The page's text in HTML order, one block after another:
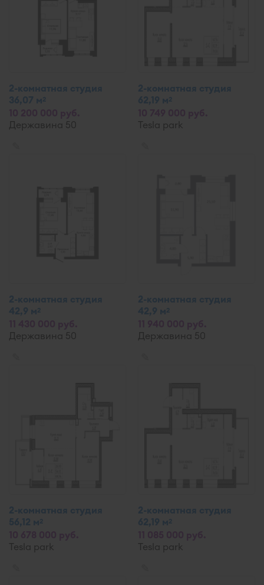
2-комнатная студия
36,07 м2
Державина 50
2-комнатная студия
62,19 м2
Tesla park
2-комнатная студия
42,9 м2
Державина 50
2-комнатная студия
42,9 м2
Державина 50
2-комнатная студия
56,12 м2
Tesla park
2-комнатная студия
62,19 м2
Tesla park